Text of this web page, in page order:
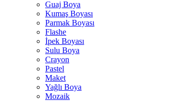
Guaj Boya
Kumaş Boyası
Parmak Boyası
Flashe
İpek Boyası
Sulu Boya
Crayon
Pastel
Maket
Yağlı Boya
Mozaik